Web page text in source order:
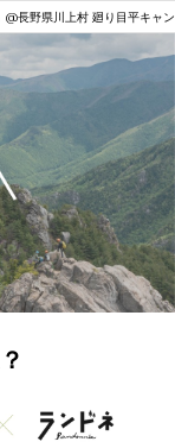
長野県川上村 廻り目平キャ